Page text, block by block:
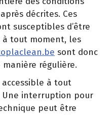
décrites. Ces
susceptibles d’être
à tout moment, les
sont donc
régulière.
à tout
Une interruption pour
peut être